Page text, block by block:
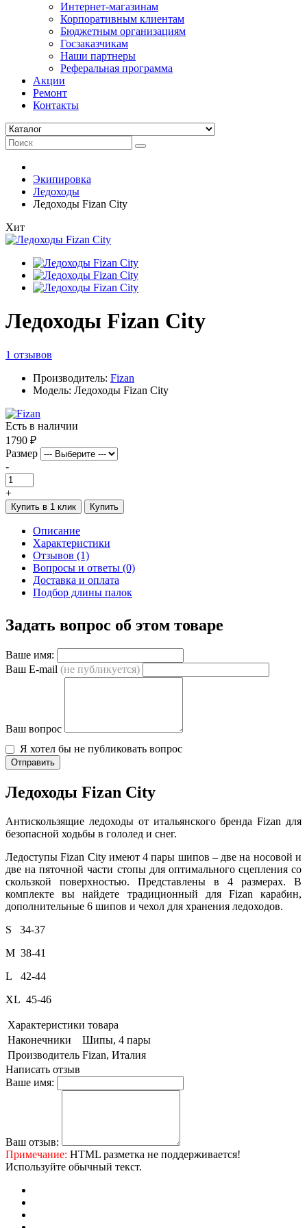
Интернет-магазинам
Корпоративным клиентам
Бюджетным организациям
Госзаказчикам
Наши партнеры
Реферальная программа
Акции
Ремонт
Контакты
Экипировка
Ледоходы
Ледоходы Fizan City
Хит
Ледоходы Fizan City
1 отзывов
Производитель: Fizan
Модель: Ледоходы Fizan City
Есть в наличии
1790 ₽
Размер
-
+
Купить в 1 клик Купить
Описание
Характеристики
Отзывов (1)
Вопросы и ответы (0)
Доставка и оплата
Подбор длины палок
Задать вопрос об этом товаре
Ваше имя:
Ваш E-mail (не публикуется)
Ваш вопрос
Я хотел бы не публиковать вопрос
Отправить
Ледоходы Fizan City
Антискользящие ледоходы от итальянского бренда Fizan для
безопасной ходьбы в гололед и снег.
Ледоступы Fizan City имеют 4 пары шипов – две на носовой и
две на пяточной части стопы для оптимального сцепления со
скользкой поверхностью. Представлены в 4 размерах. В
комплекте вы найдете традиционный для Fizan карабин,
дополнительные 6 шипов и чехол для хранения ледоходов.
S 34-37
M 38-41
L 42-44
XL 45-46
Характеристики товара
Наконечники
Шипы, 4 пары
Производитель Fizan, Италия
Написать отзыв
Ваше имя:
Ваш отзыв:
Примечание: HTML разметка не поддерживается!
Используйте обычный текст.